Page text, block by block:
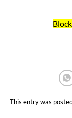
Block
This entry was